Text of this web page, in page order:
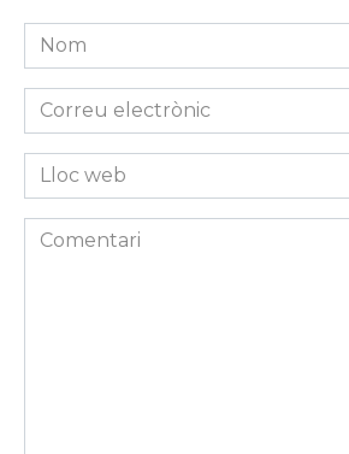
Nom
*
Correu
electrònic
*Lloc
web
Comentari